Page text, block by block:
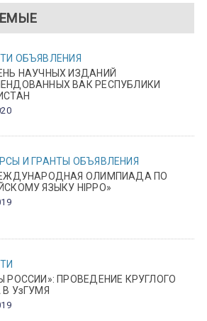
ОБЪЯВЛЕНИЯ
НАУЧНЫХ ИЗДАНИЙ
ВАК РЕСПУБЛИКИ
И ГРАНТЫ ОБЪЯВЛЕНИЯ
ОЛИМПИАДА ПО
ЯЗЫКУ HIPPO»
РОССИИ»: ПРОВЕДЕНИЕ КРУГЛОГО
УзГУМЯ